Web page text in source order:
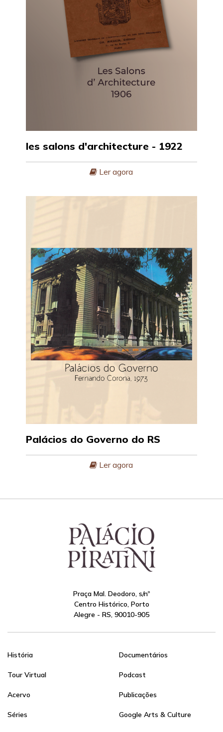
les salons d'architecture - 1922
Ler agora
Palácios do Governo do RS
Ler agora
Praça Mal. Deodoro, s/nº
Centro Histórico, Porto
Alegre - RS, 90010-905
História
Tour Virtual
Acervo
Séries
Documentários
Podcast
Publicações
Google Arts & Culture